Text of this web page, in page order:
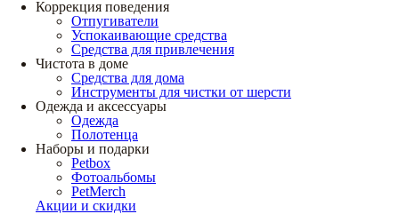
Коррекция поведения
Отпугиватели
Успокаивающие средства
Средства для привлечения
Чистота в доме
Средства для дома
Инструменты для чистки от шерсти
Одежда и аксессуары
Одежда
Полотенца
Наборы и подарки
Petbox
Фотоальбомы
PetMerch
Акции и скидки